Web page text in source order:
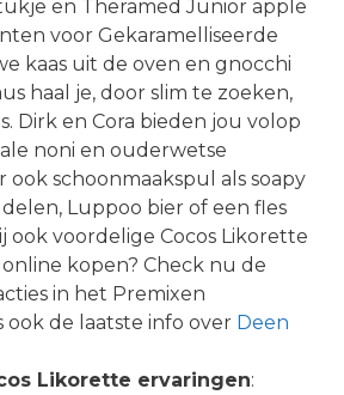
en Theramed Junior apple
voor Gekaramelliseerde
kaas uit de oven en gnocchi
haal je, door slim te zoeken,
Dirk en Cora bieden jou volop
noni en ouderwetse
ook schoonmaakspul als soapy
Luppoo bier of een fles
ook voordelige Cocos Likorette
kopen? Check nu de
in het Premixen
ook de laatste info over Deen
Likorette ervaringen: